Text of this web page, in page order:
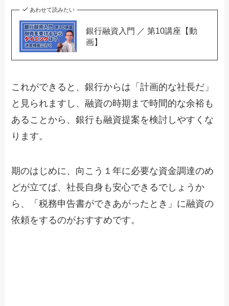
あわせて読みたい
銀行融資入門 ／ 第10講座【動
画】
これができると、銀行からは「計画的な社長だ」
と見られますし、融資の時期まで時間的な余裕も
あることから、銀行も融資提案を検討しやすくな
ります。
期のはじめに、向こう１年に必要な資金調達のめ
どが立てば、社長自身も安心できるでしょうか
ら、「税務申告書ができあがったとき」に融資の
依頼をするのがおすすめです。